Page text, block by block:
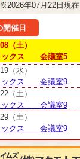
※2026年07月22日現在
開催日
（土）
ックス 会議室5
（水）
ックス 会議室9
（土）
ックス 会議室9
（土）
ックス 会議室9